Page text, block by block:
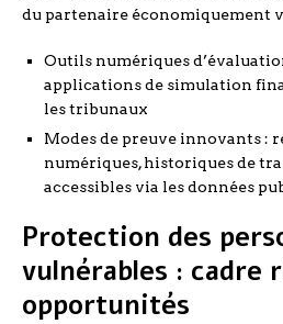
du partenaire économiquement
Outils numériques
applications de simulation
les tribunaux
Modes de preuve innovants :
numériques, historiques de
accessibles via les données
Protection des
vulnérables : cadre
opportunités